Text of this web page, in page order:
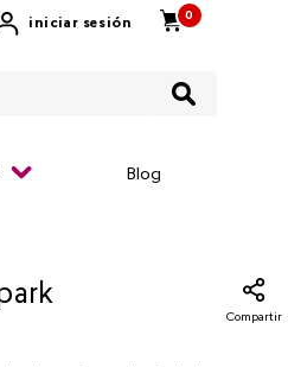
iniciar sesión
0
Blog
Compartir